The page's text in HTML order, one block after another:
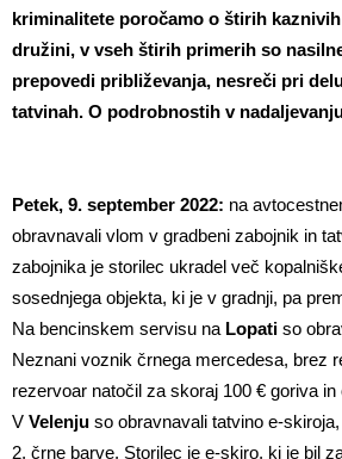
kriminalitete poročamo o štirih
družini, v vseh štirih primerih so
prepovedi približevanja, nesreči pri
tatvinah. O podrobnostih v
Petek, 9. september 2022: na
obravnavali vlom v gradbeni zabojnik in
zabojnika je storilec ukradel več
sosednjega objekta, ki je v gradnji, pa
Na bencinskem servisu na Lopati so
Neznani voznik črnega mercedesa, brez
rezervoar natočil za skoraj 100 € goriva in
V Velenju so obravnavali tatvino e-
2, črne barve. Storilec je e-skiro, ki je bil